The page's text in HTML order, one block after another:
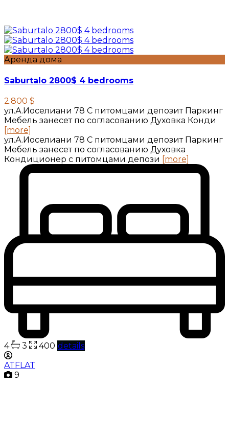
Аренда дома
Saburtalo 2800$ 4 bedrooms
2.800 $
ул.А.Иоселиани 78 С питомцами депозит Паркинг
Мебель занесет по согласованию Духовка Конди
[more]
ул.А.Иоселиани 78 С питомцами депозит Паркинг
Мебель занесет по согласованию Духовка
Кондиционер с питомцами депози [more]
4 3 400 details
ATFLAT
9